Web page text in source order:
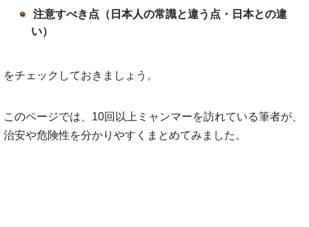
注意すべき点（日本人の常識と違う点・日本との違
い）
をチェックしておきましょう。
このページでは、10回以上ミャンマーを訪れている筆者が、
治安や危険性を分かりやすくまとめてみました。